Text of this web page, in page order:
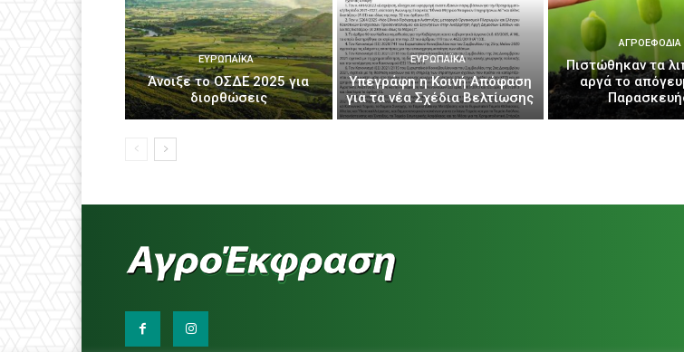
ΕΥΡΩΠΑΪΚΆ
Άνοιξε το ΟΣΔΕ 2025 για
διορθώσεις
ΕΥΡΩΠΑΪΚΆ
Υπεγράφη η Κοινή Απόφαση
για τα νέα Σχέδια Βελτίωσης
ΑΓΡΟΕΦΌΔΙΑ
Πιστώθηκαν τα
αργά το